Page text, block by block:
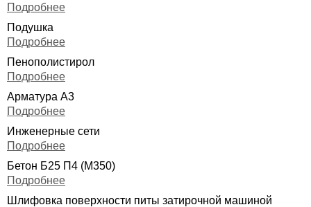
Подробнее
Подушка
Подробнее
Пенополистирол
Подробнее
Арматура А3
Подробнее
Инженерные сети
Подробнее
Бетон Б25 П4 (М350)
Подробнее
Шлифовка поверхности питы затирочной машиной